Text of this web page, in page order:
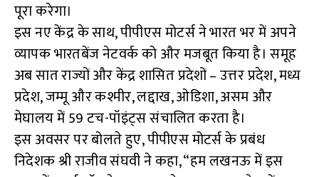
पूरा करेगा।
इस नए केंद्र के साथ, पीपीएस मोटर्स ने भारत भर में अपने
व्यापक भारतबेंज नेटवर्क को और मजबूत किया है। समूह
अब सात राज्यों और केंद्र शासित प्रदेशों – उत्तर प्रदेश, मध्य
प्रदेश, जम्मू और कश्मीर, लद्दाख, ओडिशा, असम और
मेघालय में 59 टच-पॉइंट्स संचालित करता है।
इस अवसर पर बोलते हुए, पीपीएस मोटर्स के प्रबंध
निदेशक श्री राजीव संघवी ने कहा, “हम लखनऊ में इस